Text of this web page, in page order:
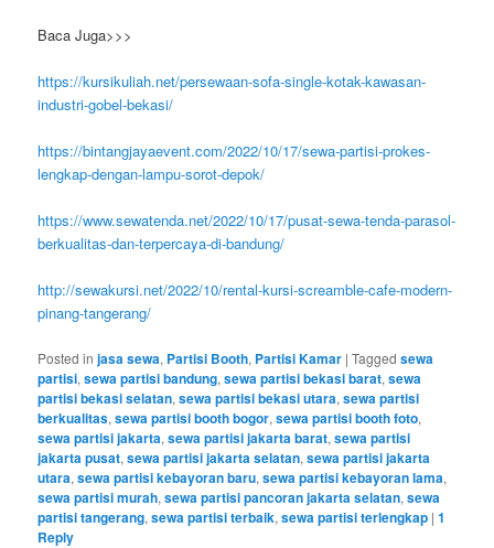
Baca Juga>>>
https://kursikuliah.net/persewaan-sofa-single-kotak-kawasan-
industri-gobel-bekasi/
https://bintangjayaevent.com/2022/10/17/sewa-partisi-prokes-
lengkap-dengan-lampu-sorot-depok/
https://www.sewatenda.net/2022/10/17/pusat-sewa-tenda-parasol-
berkualitas-dan-terpercaya-di-bandung/
http://sewakursi.net/2022/10/rental-kursi-screamble-cafe-modern-
pinang-tangerang/
Posted in jasa sewa, Partisi Booth, Partisi Kamar |Tagged sewa
partisi,sewa partisi bandung,sewa partisi bekasi barat,sewa
partisi bekasi selatan,sewa partisi bekasi utara,sewa partisi
berkualitas,sewa partisi booth bogor,sewa partisi booth foto,
sewa partisi jakarta,sewa partisi jakarta barat,sewa partisi
jakarta pusat,sewa partisi jakarta selatan,sewa partisi jakarta
utara,sewa partisi kebayoran baru,sewa partisi kebayoran lama,
sewa partisi murah,sewa partisi pancoran jakarta selatan,sewa
partisi tangerang,sewa partisi terbaik,sewa partisi terlengkap |1
Reply